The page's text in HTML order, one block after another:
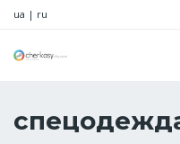
ua | ru